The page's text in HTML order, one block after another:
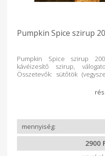
Pumpkin Spice szirup
Pumpkin Spice szirup
kávéizesítő szirup,
Összetevők: sütőtök
tartósított termék,
2900